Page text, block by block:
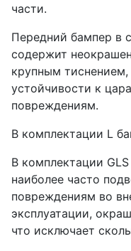
части.
Передний бампер в
содержит
крупным
устойчивости к
повреждениям.
В комплектации L
В комплектации
наиболее часто
повреждениям во
эксплуатации,
что исключает